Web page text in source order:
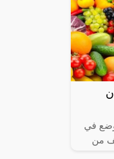
وضع في
من